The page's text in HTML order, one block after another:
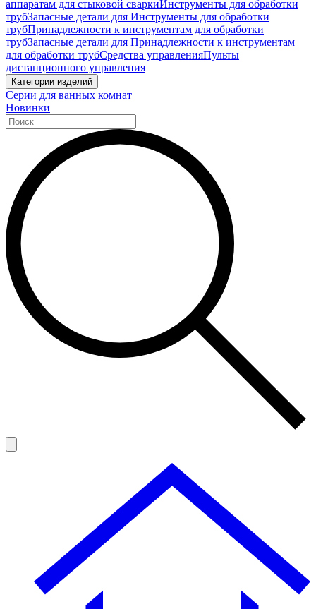
аппаратам для стыковой сваркиИнструменты для обработки
трубЗапасные детали для Инструменты для обработки
трубПринадлежности к инструментам для обработки
трубЗапасные детали для Принадлежности к инструментам
для обработки трубСредства управленияПульты
дистанционного управления
Категории изделий
Серии для ванных комнат
Новинки